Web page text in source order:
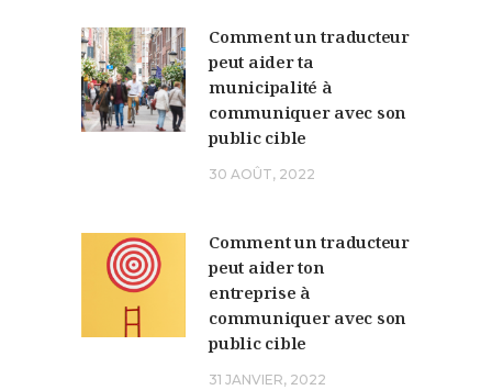
Comment un traducteur
peut aider ta
municipalité à
communiquer avec son
public cible
30 AOÛT, 2022
Comment un traducteur
peut aider ton
entreprise à
communiquer avec son
public cible
31 JANVIER, 2022